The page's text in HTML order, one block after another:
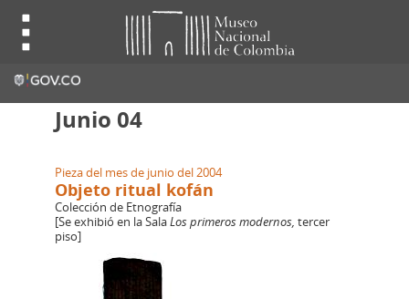
Junio 04
Pieza del mes de junio del 2004
Objeto ritual kofán
Colección de Etnografía
[Se exhibió en la SalaLos primeros modernos, tercer
piso]